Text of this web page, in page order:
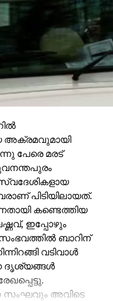
അക്രമവുമായി
പേരെ മരട്
പിടിയിലായത്.
കണ്ടെത്തിയ
ഇപ്പോഴും
ബാറിന്
വടിവാള്‍
ദൃശ്യങ്ങള്‍
സംഘവും അവിടെ